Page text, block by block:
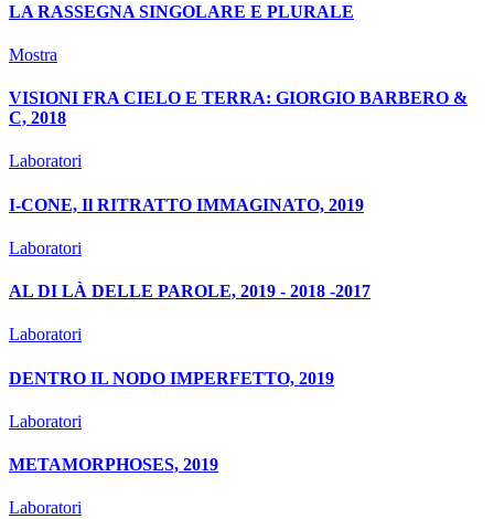
LA RASSEGNA SINGOLARE E PLURALE
Mostra
VISIONI FRA CIELO E TERRA: GIORGIO BARBERO &
C, 2018
Laboratori
I-CONE, Il RITRATTO IMMAGINATO, 2019
Laboratori
AL DI LÀ DELLE PAROLE, 2019 - 2018 -2017
Laboratori
DENTRO IL NODO IMPERFETTO, 2019
Laboratori
METAMORPHOSES, 2019
Laboratori